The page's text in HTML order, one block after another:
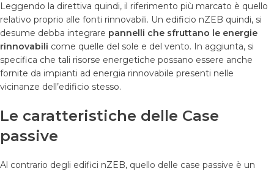
Leggendo la direttiva quindi, il riferimento più marcato è quello
relativo proprio alle fonti rinnovabili. Un edificio nZEB quindi, si
desume debba integrare pannelli che sfruttano le energie
rinnovabili come quelle del sole e del vento. In aggiunta, si
specifica che tali risorse energetiche possano essere anche
fornite da impianti ad energia rinnovabile presenti nelle
vicinanze dell’edificio stesso.
Le caratteristiche delle Case
passive
Al contrario degli edifici nZEB, quello delle case passive è un